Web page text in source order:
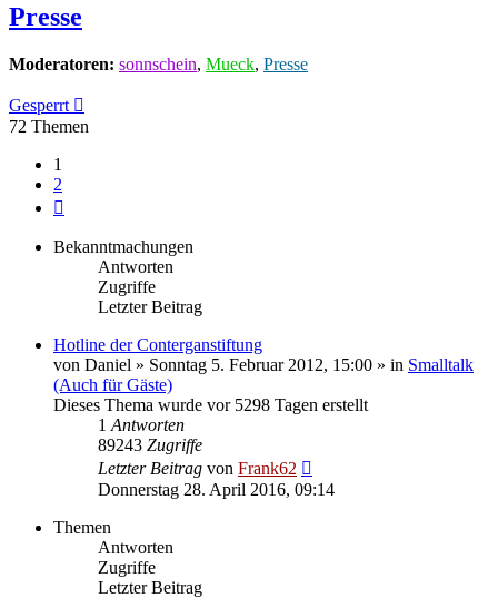
Presse
Moderatoren: sonnschein, Mueck, Presse
Gesperrt
72 Themen
1
2
Bekanntmachungen
Antworten
Zugriffe
Letzter Beitrag
Hotline der Conterganstiftung
von Daniel » Sonntag 5. Februar 2012, 15:00 » in Smalltalk
(Auch für Gäste)
Dieses Thema wurde vor 5298 Tagen erstellt
1 Antworten
89243 Zugriffe
Letzter Beitrag von Frank62
Donnerstag 28. April 2016, 09:14
Themen
Antworten
Zugriffe
Letzter Beitrag